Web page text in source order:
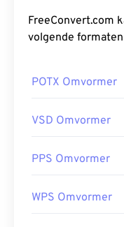
FreeConvert.com kan uw HWP -
volgende
POTX Omvormer
VSD Omvormer
PPS Omvormer
WPS Omvormer